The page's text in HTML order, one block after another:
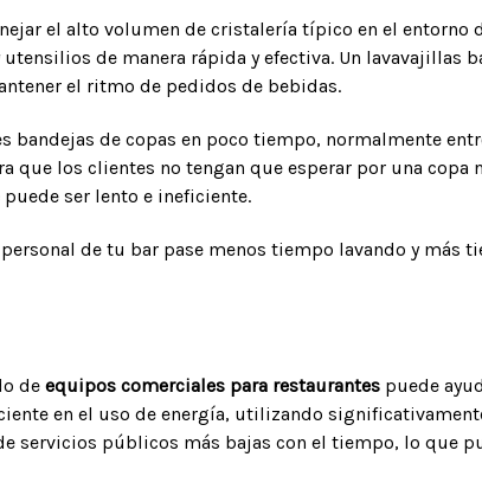
el alto volumen de cristalería típico en el entorno
de manera rápida y efectiva. Un lavavajillas
el ritmo de pedidos de bebidas.
bandejas de copas en poco tiempo, normalmente
los clientes no tengan que esperar por una copa
ser lento e ineficiente.
de tu bar pase menos tiempo lavando y
de equipos comerciales para restaurantes puede
en el uso de energía, utilizando
servicios públicos más bajas con el tiempo, lo que